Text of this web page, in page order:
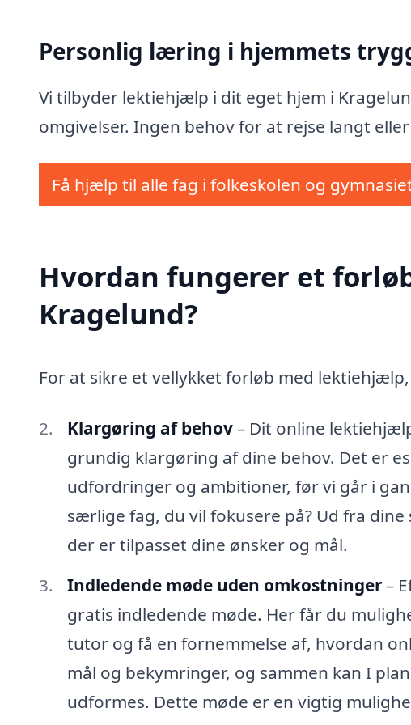
Personlig læring i hjemmets
Vi tilbyder lektiehjælp i dit eget hjem i
omgivelser. Ingen behov for at rejse langt
Få hjælp til alle fag i folkeskolen og
Hvordan fungerer et
Kragelund?
For at sikre et vellykket forløb med
Klargøring af behov– Dit online
grundig klargøring af dine behov. Det er
udfordringer og ambitioner, før vi går i
særlige fag, du vil fokusere på? Ud fra
der er tilpasset dine ønsker og mål.
Indledende møde uden omkostninger–
gratis indledende møde. Her får du
tutor og få en fornemmelse af, hvordan
mål og bekymringer, og sammen kan I
udformes. Dette møde er en vigtig